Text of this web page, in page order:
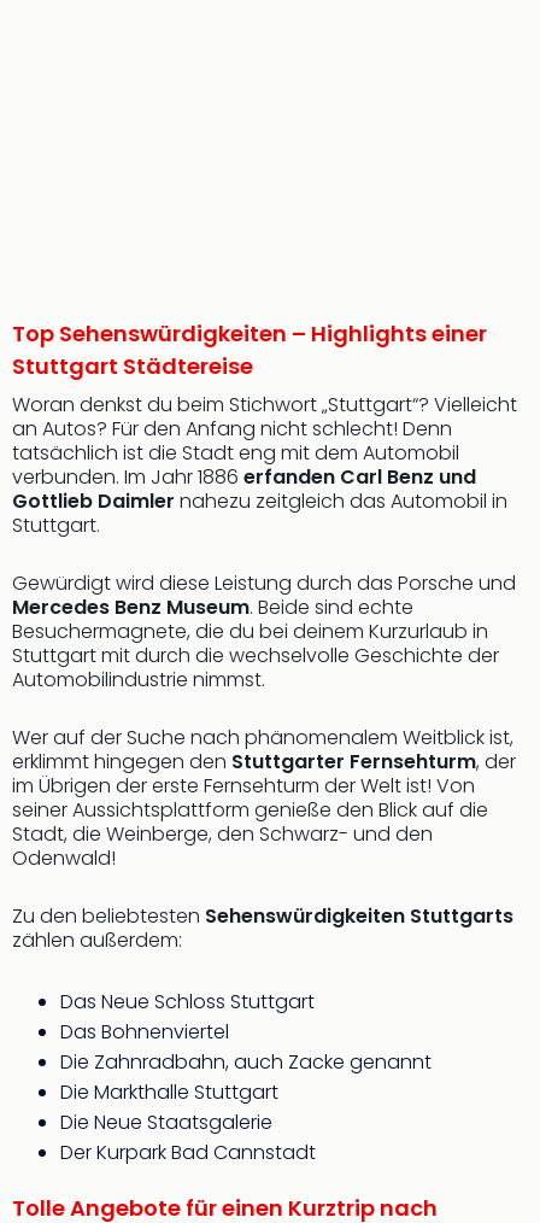
Top Sehenswürdigkeiten – Highlights einer
Stuttgart Städtereise
Woran denkst du beim Stichwort „Stuttgart“? Vielleicht
an Autos? Für den Anfang nicht schlecht! Denn
tatsächlich ist die Stadt eng mit dem Automobil
verbunden. Im Jahr 1886 erfanden Carl Benz und
Gottlieb Daimler nahezu zeitgleich das Automobil in
Stuttgart.
Gewürdigt wird diese Leistung durch das Porsche und
Mercedes Benz Museum. Beide sind echte
Besuchermagnete, die du bei deinem Kurzurlaub in
Stuttgart mit durch die wechselvolle Geschichte der
Automobilindustrie nimmst.
Wer auf der Suche nach phänomenalem Weitblick ist,
erklimmt hingegen den Stuttgarter Fernsehturm, der
im Übrigen der erste Fernsehturm der Welt ist! Von
seiner Aussichtsplattform genieße den Blick auf die
Stadt, die Weinberge, den Schwarz- und den
Odenwald!
Zu den beliebtesten Sehenswürdigkeiten Stuttgarts
zählen außerdem:
Das Neue Schloss Stuttgart
Das Bohnenviertel
Die Zahnradbahn, auch Zacke genannt
Die Markthalle Stuttgart
Die Neue Staatsgalerie
Der Kurpark Bad Cannstadt
Tolle Angebote für einen Kurztrip nach